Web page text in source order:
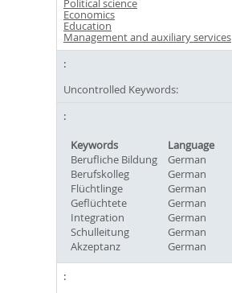
Political science
Economics
Education
Management and auxiliary services
Uncontrolled Keywords:
Keywords
Language
Berufliche Bildung
German
Berufskolleg
German
Flüchtlinge
German
Geflüchtete
German
Integration
German
Schulleitung
German
Akzeptanz
German